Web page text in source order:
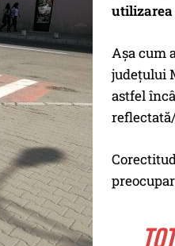
utilizarea
Aşa cum
judeţului
astfel